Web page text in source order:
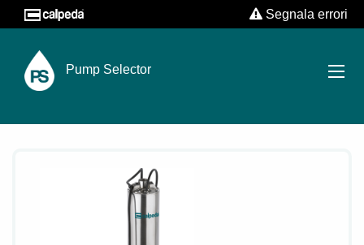
Segnala errori
Pump Selector